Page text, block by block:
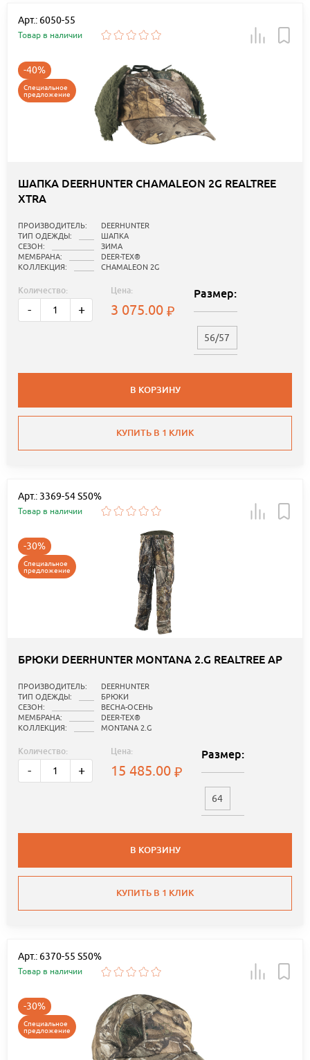
Арт.: 6050-55
Товар в наличии
-40%
Специальное
предложение
ШАПКА DEERHUNTER CHAMALEON 2G REALTREE
XTRA
ПРОИЗВОДИТЕЛЬ:
DEERHUNTER
ТИП ОДЕЖДЫ:
ШАПКА
СЕЗОН:
ЗИМА
МЕМБРАНА:
DEER-TEX®
КОЛЛЕКЦИЯ:
CHAMALEON 2G
Количество:
- +
Цена:
3 075.00
Размер:
56/57
В КОРЗИНУ
КУПИТЬ В 1 КЛИК
Арт.: 3369-54 S50%
Товар в наличии
-30%
Специальное
предложение
БРЮКИ DEERHUNTER MONTANA 2.G REALTREE AP
ПРОИЗВОДИТЕЛЬ:
DEERHUNTER
ТИП ОДЕЖДЫ:
БРЮКИ
СЕЗОН:
ВЕСНА-ОСЕНЬ
МЕМБРАНА:
DEER-TEX®
КОЛЛЕКЦИЯ:
MONTANA 2.G
Количество:
- +
Цена:
15 485.00
Размер:
64
В КОРЗИНУ
КУПИТЬ В 1 КЛИК
Арт.: 6370-55 S50%
Товар в наличии
-30%
Специальное
предложение